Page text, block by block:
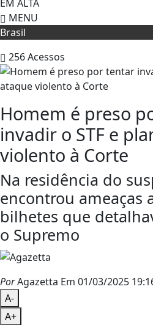
EM ALTA
MENU
Brasil
256Acessos
Homem é preso
invadir o STF e
violento à Corte
Na residência do
encontrou ameaças
bilhetes que
o Supremo
PorAgazetta Em 01/03/2025
A-
A+